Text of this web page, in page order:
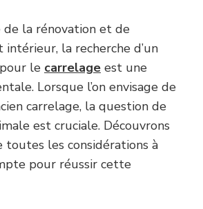
de la rénovation et de
intérieur, la recherche d’un
le carrelage est une
Lorsque l’on envisage de
carrelage, la question de
est cruciale. Découvrons
toutes les considérations à
pour réussir cette